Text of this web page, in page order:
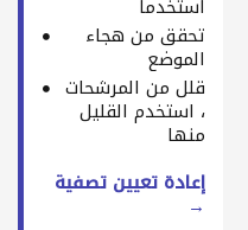
استخدما
تحقق من هجاء
الموضع
قلل من المرشحات
، استخدم القليل
منها
إعادة تعيين تصفية
→